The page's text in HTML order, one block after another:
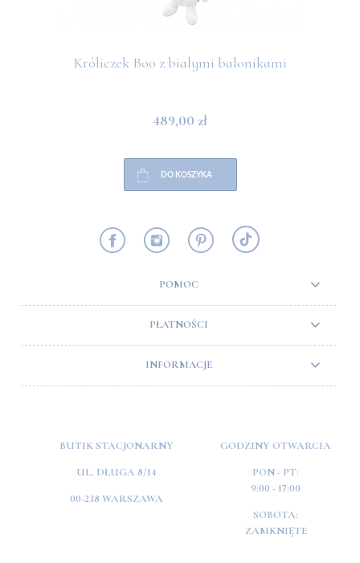
Króliczek Boo z białymi balonikami
489,00 zł
DO KOSZYKA
POMOC
PŁATNOŚCI
INFORMACJE
BUTIK STACJONARNY
UL. DŁUGA 8/14
00-238 WARSZAWA
GODZINY OTWARCIA
PON - PT:
9:00 - 17:00
SOBOTA:
ZAMKNIĘTE